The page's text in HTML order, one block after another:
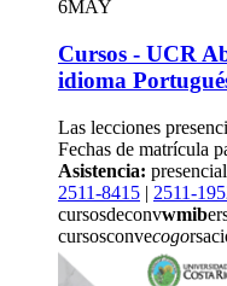
6MAY
Cursos - UCR
idioma
Las lecciones
Fechas de matrícula
Asistencia: presencial
2511-8415 | 2511-
cursosdeconvwmib
cursosconvecogo